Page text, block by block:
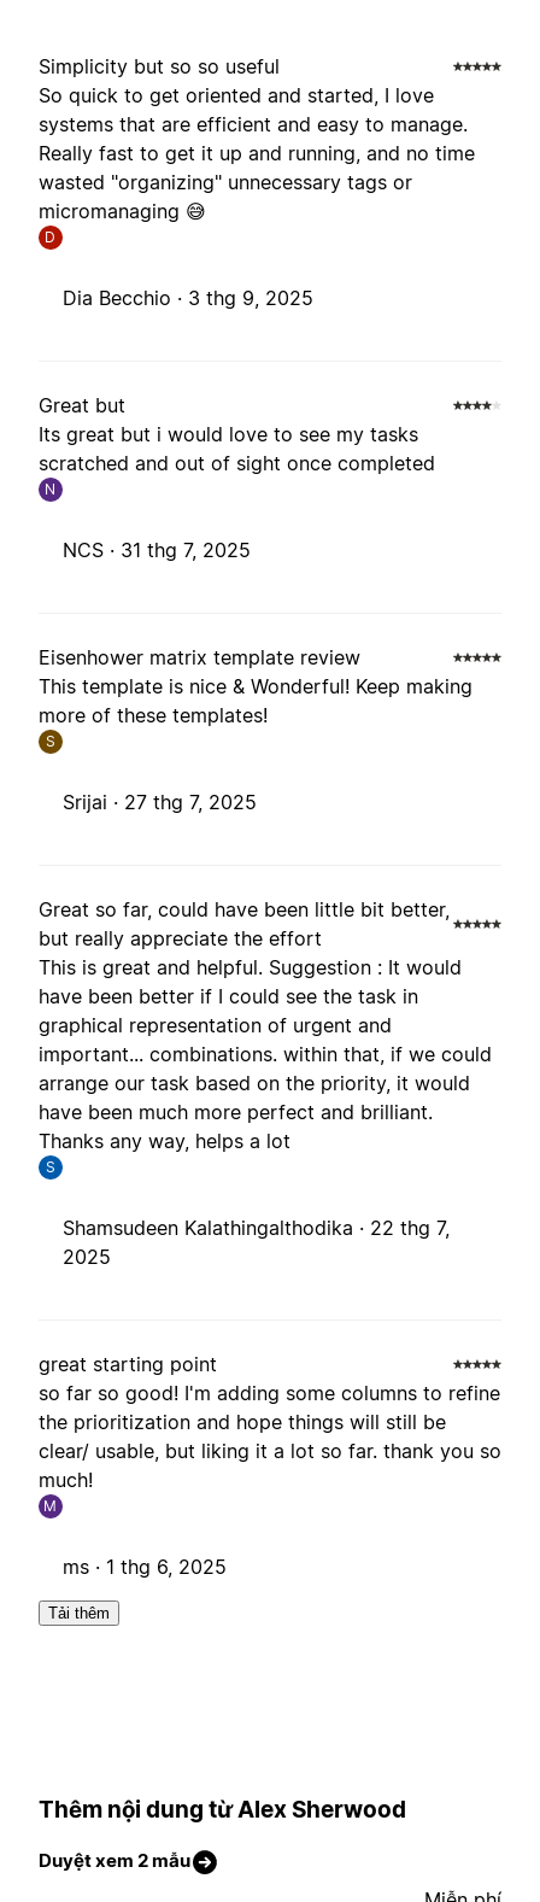
Simplicity but so so useful
So quick to get oriented and started, I love
systems that are efficient and easy to manage.
Really fast to get it up and running, and no time
wasted "organizing" unnecessary tags or
micromanaging 😅
D
Dia Becchio · 3 thg 9, 2025
Great but
Its great but i would love to see my tasks
scratched and out of sight once completed
N
NCS · 31 thg 7, 2025
Eisenhower matrix template review
This template is nice & Wonderful! Keep making
more of these templates!
S
Srijai · 27 thg 7, 2025
Great so far, could have been little bit better,
but really appreciate the effort
This is great and helpful. Suggestion : It would
have been better if I could see the task in
graphical representation of urgent and
important... combinations. within that, if we could
arrange our task based on the priority, it would
have been much more perfect and brilliant.
Thanks any way, helps a lot
S
Shamsudeen Kalathingalthodika · 22 thg 7,
2025
great starting point
so far so good! I'm adding some columns to refine
the prioritization and hope things will still be
clear/ usable, but liking it a lot so far. thank you so
much!
M
ms · 1 thg 6, 2025
Tải thêm
Thêm nội dung từ Alex Sherwood
Duyệt xem 2 mẫu